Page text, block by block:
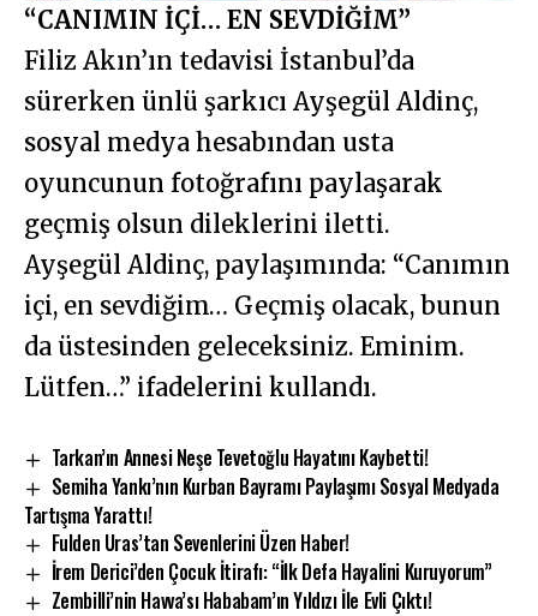
“CANIMIN İÇİ… EN SEVDİĞİM”
Filiz Akın’ın tedavisi İstanbul’da
sürerken ünlü şarkıcı Ayşegül Aldinç,
sosyal medya hesabından usta
oyuncunun fotoğrafını paylaşarak
geçmiş olsun dileklerini iletti.
Ayşegül Aldinç, paylaşımında: “Canımın
içi, en sevdiğim… Geçmiş olacak, bunun
da üstesinden geleceksiniz. Eminim.
Lütfen…” ifadelerini kullandı.
Tarkan’ın Annesi Neşe Tevetoğlu Hayatını Kaybetti!
Semiha Yankı’nın Kurban Bayramı Paylaşımı Sosyal Medyada
Tartışma Yarattı!
Fulden Uras’tan Sevenlerini Üzen Haber!
İrem Derici’den Çocuk İtirafı: “İlk Defa Hayalini Kuruyorum”
Zembilli’nin Havva’sı Hababam’ın Yıldızı İle Evli Çıktı!